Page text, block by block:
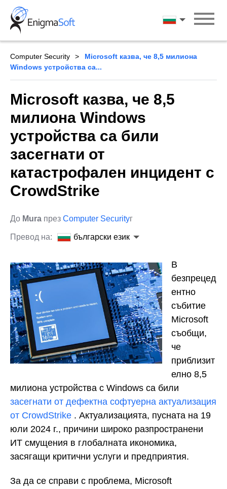
Skip
content
български
Computer Security
Microsoft казва, че 8,5 милиона
Windows устройства са...
Microsoft казва, че 8,5
милиона Windows
устройства са били
засегнати от
катастрофален инцидент с
CrowdStrike
До Mura през Computer Securityг
Превод на: български език
В
безпрецед
ентно
събитие
Microsoft
съобщи,
че
приблизит
елно 8,5
милиона устройства с Windows са били
засегнати от дефектна софтуерна актуализация
от CrowdStrike . Актуализацията, пусната на 19
юли 2024 г., причини широко разпространени
ИТ смущения в глобалната икономика,
засягащи критични услуги и предприятия.
За да се справи с проблема, Microsoft